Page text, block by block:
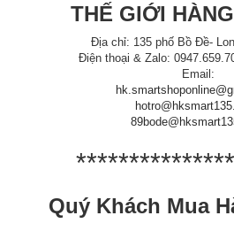
THẾ GIỚI
Địa chỉ: 135 phố Bồ Đề-
Điện thoại & Zalo:
Email:
Quý Khách Mua